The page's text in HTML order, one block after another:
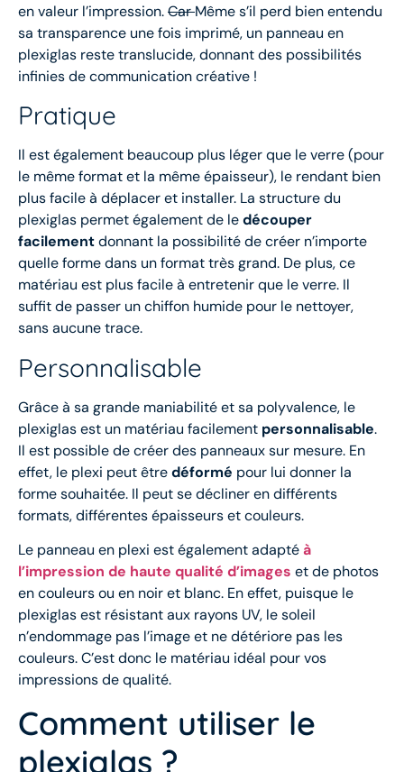
en valeur l’impression.CarMême s’il perd bien entendu
sa transparence une fois imprimé, un panneau en
plexiglas reste translucide, donnant des possibilités
infinies de communication créative !
Pratique
Il est également beaucoup plus léger que le verre (pour
le même format et la même épaisseur), le rendant bien
plus facile à déplacer et installer. La structure du
plexiglas permet également de ledécouper
facilementdonnant la possibilité de créer n’importe
quelle forme dans un format très grand. De plus, ce
matériau est plus facile à entretenir que le verre. Il
suffit de passer un chiffon humide pour le nettoyer,
sans aucune trace.
Personnalisable
Grâce à sa grande maniabilité et sa polyvalence, le
plexiglas est un matériau facilement personnalisable.
Il est possible de créer des panneaux sur mesure. En
effet, le plexi peut êtredéformé pour lui donner la
forme souhaitée. Il peut se décliner en différents
formats, différentes épaisseurs et couleurs.
Le panneau en plexi est également adaptéà
l’impression de haute qualité d’images et de photos
en couleurs ou en noir et blanc. En effet, puisque le
plexiglas est résistant aux rayons UV, le soleil
n’endommage pas l’image et ne détériore pas les
couleurs. C’est donc le matériau idéal pour vos
impressions de qualité.
Comment utiliser le
plexiglas ?